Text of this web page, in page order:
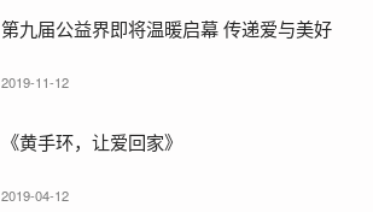
第九届公益界即将温暖启幕 传递爱与美好
2019-11-12
《黄手环，让爱回家》
2019-04-12